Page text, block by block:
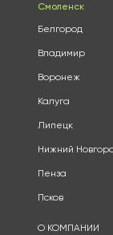
Смоленск
Белгород
Владимир
Воронеж
Калуга
Липецк
Нижний
Пенза
Псков
О КОМПАНИИ